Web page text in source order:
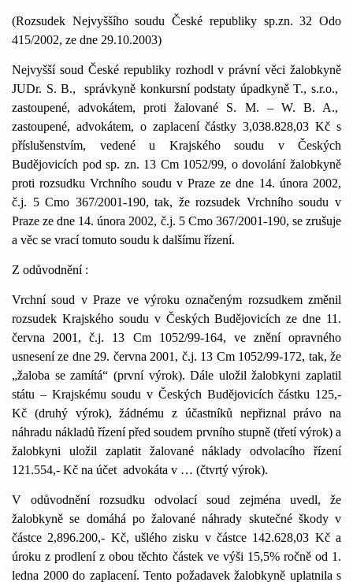
(Rozsudek Nejvyššího soudu České republiky sp.zn. 32 Odo
41 5/2002, ze dne 29.10.2003)
Nejvyšší soud České republiky rozhodl v právní věci žalobkyně
JUDr. S. B.,
správkyně konkursní podstaty úpadkyně T., s.r.o.,
zastoupené, advokátem, proti žalované S. M. – W. B. A.,
zastoupené, advokátem, o zaplacení částky 3,038.828,03 Kč s
příslušenstvím, vedené u Krajského soudu v Českých
Budějovicích pod sp. zn. 13 Cm 1052/99, o dovolání žalobkyně
proti rozsudku Vrchního soudu v Praze ze dne 14. února 2002,
č.j. 5 Cmo 367/2001-190, tak, že rozsudek Vrchního soudu v
Praze ze dne 14. února 2002, č.j. 5 Cmo 367/2001-190, se zrušuje
a věc se vrací tomuto soudu k dalšímu řízení.
Z odůvodnění :
Vrchní soud v Praze ve výroku označeným rozsudkem změnil
rozsudek Krajského soudu v Českých Budějovicích ze dne 11 .
června 2001 , č.j. 13 Cm 1052/99-164, ve znění opravného
usnesení ze dne 29. června 2001 , č.j. 13 Cm 1052/99-1 72, tak, že
„žaloba se zamítá“ (první výrok). Dále uložil žalobkyni zaplatil
státu – Krajskému soudu v Českých Budějovicích částku 1 25,-
Kč (druhý výrok), žádnému z účastníků nepřiznal právo na
náhradu nákladů řízení před soudem prvního stupně (třetí výrok) a
žalobkyni uložil zaplatit žalované náklady odvolacího řízení
1 21 .554,- Kč na účet advokáta v … (čtvrtý výrok).
V odůvodnění rozsudku odvolací soud zejména uvedl, že
žalobkyně se domáhá po žalované náhrady skutečné škody v
částce 2,896.200,- Kč, ušlého zisku v částce 142.628,03 Kč a
úroku z prodlení z obou těchto částek ve výši 1 5,5% ročně od 1 .
ledna 2000 do zaplacení. Tento požadavek žalobkyně uplatnila s